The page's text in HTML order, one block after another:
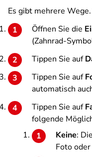
Es gibt mehrere
Öffnen Sie die
(Zahnrad-
Tippen Sie auf
Tippen Sie auf
automatisch
Tippen Sie auf
folgende
Keine:
Foto